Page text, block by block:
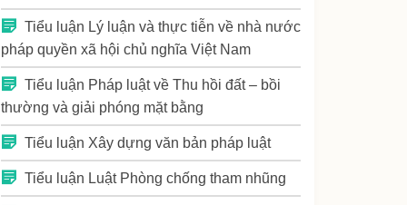
Tiểu luận Lý luận và thực tiễn về nhà nước
pháp quyền xã hội chủ nghĩa Việt Nam
Tiểu luận Pháp luật về Thu hồi đất – bồi
thường và giải phóng mặt bằng
Tiểu luận Xây dựng văn bản pháp luật
Tiểu luận Luật Phòng chống tham nhũng